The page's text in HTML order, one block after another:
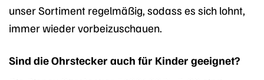
unser Sortiment regelmäßig, sodass es sich lohnt,
immer wieder vorbeizuschauen.
Sind die Ohrstecker auch für Kinder geeignet?